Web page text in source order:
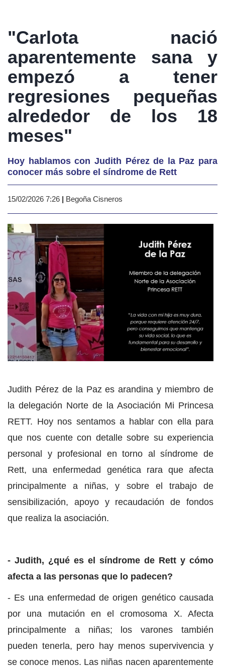
"Carlota nació
aparentemente sana y
empezó a tener
regresiones pequeñas
alrededor de los 18
meses"
Hoy hablamos con Judith Pérez de la Paz para
conocer más sobre el síndrome de Rett
15/02/2026 7:26 | Begoña Cisneros
Judith Pérez de la Paz es arandina y miembro de
la delegación Norte de la Asociación Mi Princesa
RETT. Hoy nos sentamos a hablar con ella para
que nos cuente con detalle sobre su experiencia
personal y profesional en torno al síndrome de
Rett, una enfermedad genética rara que afecta
principalmente a niñas, y sobre el trabajo de
sensibilización, apoyo y recaudación de fondos
que realiza la asociación.
- Judith, ¿qué es el síndrome de Rett y cómo
afecta a las personas que lo padecen?
- Es una enfermedad de origen genético causada
por una mutación en el cromosoma X. Afecta
principalmente a niñas; los varones también
pueden tenerla, pero hay menos supervivencia y
se conoce menos. Las niñas nacen aparentemente